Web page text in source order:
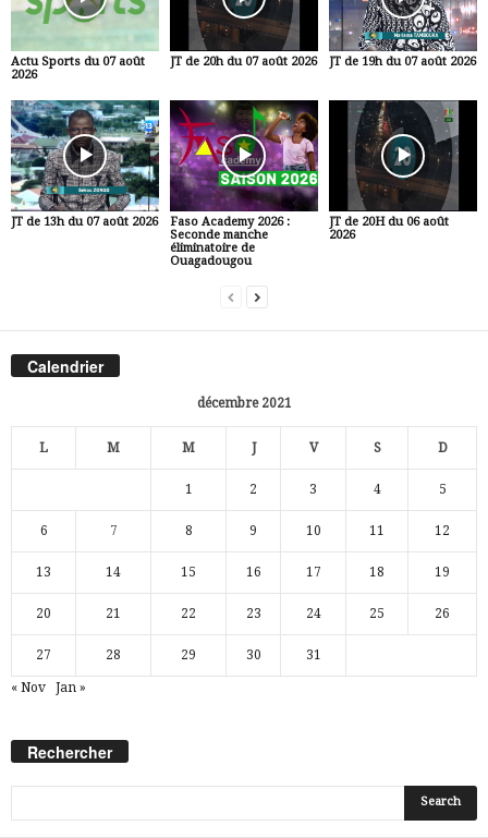
Actu Sports du 07 août
2026
JT de 20h du 07 août 2026 JT de 19h du 07 août 2026
JT de 13h du 07 août 2026
Faso Academy 2026 :
Seconde manche
éliminatoire de
Ouagadougou
JT de 20H du 06 août
2026
Calendrier
décembre 2021
L M M J V S D
1 2 3 4 5
6 7 8 9 10 11 12
13 14 15 16 17 18 19
20 21 22 23 24 25 26
27 28 29 30 31
« Nov Jan »
Rechercher